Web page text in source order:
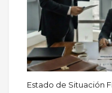
Estado de Situación